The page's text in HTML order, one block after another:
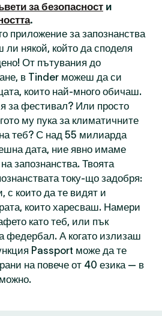
за безопасност и
.
приложение за запознанства
някой, който да споделя
От пътувания до
в Tinder можеш да си
които най-много обичаш.
за фестивал? Или просто
му пука за климатичните
теб? С над 55 милиарда
дата, ние явно имаме
запознанства. Твоята
току-що задобря:
които да те видят и
които харесваш. Намери
като теб, или пък
федербал. А когато излизаш
Passport може да те
на повече от 40 езика — в